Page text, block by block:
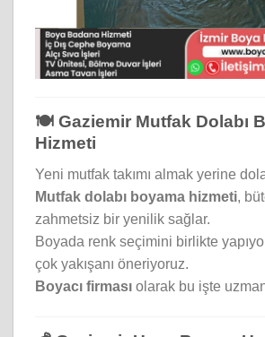
🍽️ Gaziemir Mutfak Dolabı
Hizmeti
Yeni mutfak takımı almak yerine
Mutfak dolabı boyama hizmeti,
zahmetsiz bir yenilik sağlar.
Boyada renk seçimini birlikte
çok yakışanı öneriyoruz.
Boyacı firması olarak bu işte